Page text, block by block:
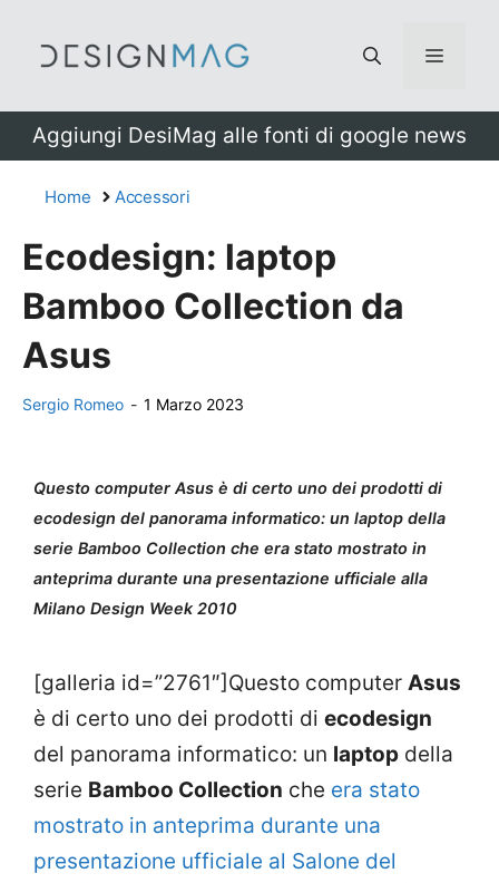
Menu
Aggiungi DesiMag alle fonti di google news
Home Accessori
Ecodesign: laptop
Bamboo Collection da
Asus
Sergio Romeo - 1 Marzo 2023
Questo computer Asus è di certo uno dei prodotti di
ecodesign del panorama informatico: un laptop della
serie Bamboo Collection che era stato mostrato in
anteprima durante una presentazione ufficiale alla
Milano Design Week 2010
[galleria id=”2761″]Questo computer Asus
è di certo uno dei prodotti di ecodesign
del panorama informatico: un laptop della
serie Bamboo Collection che era stato
mostrato in anteprima durante una
presentazione ufficiale al Salone del